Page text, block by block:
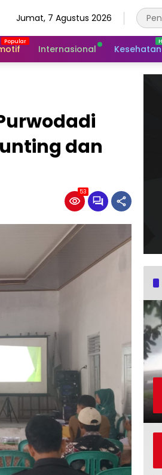
Jumat, 7 Agustus 2026
Internasional Kesehatan
dan
53